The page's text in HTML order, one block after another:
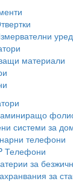
материали
системи за
телефони
Телефони
за
за